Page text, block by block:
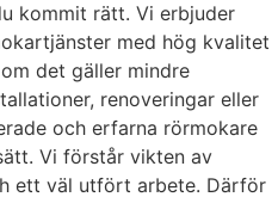
kommit rätt. Vi erbjuder
med hög kvalitet
det gäller mindre
renoveringar eller
och erfarna rörmokare
Vi förstår vikten av
ett väl utfört arbete. Därför